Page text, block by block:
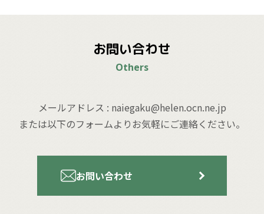
お問い合わせ
Others
メールアドレス : naiegaku@helen.ocn.ne.jp
または以下のフォームよりお気軽にご連絡ください。
お問い合わせ